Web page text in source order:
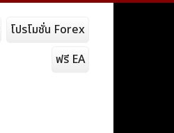
โปรโมชั่น Forex
ฟรี EA